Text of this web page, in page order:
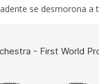
se desmorona a